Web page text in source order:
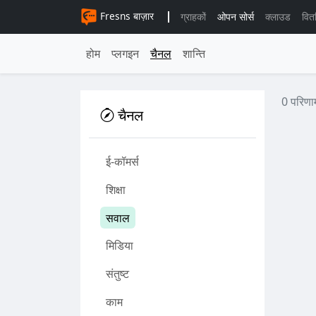
Fresns बाज़ार ग्राहकों ओपन सोर्स क्लाउड
होम प्लगइन चैनल शान्ति
चैनल
ई-कॉमर्स
शिक्षा
सवाल
मिडिया
संतुष्ट
काम
0